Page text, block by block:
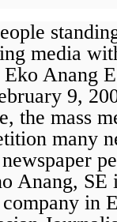
media
Eko Anang
9,
the mass
many
Anang,
in